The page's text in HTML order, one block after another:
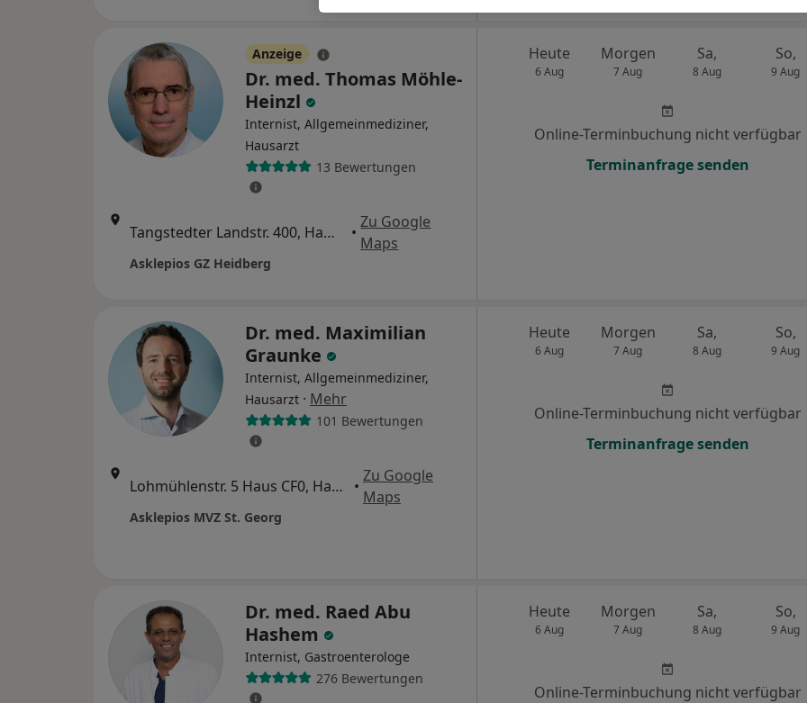
Anzeige
Dr. med. Thomas Möhle-
Heinzl
Internist, Allgemeinmediziner,
Hausarzt
13 Bewertungen
Tangstedter Landstr. 400, Hamburg •
Zu Google
Maps
Asklepios GZ Heidberg
Heute
6 Aug
Morgen
7 Aug
Sa,
8 Aug
So,
9 Aug
Online-Terminbuchung nicht verfügbar
Terminanfrage senden
Dr. med. Maximilian
Graunke
Internist, Allgemeinmediziner,
Hausarzt · Mehr
101 Bewertungen
Lohmühlenstr. 5 Haus CF0, Hamburg •
Zu Google
Maps
Asklepios MVZ St. Georg
Heute
6 Aug
Morgen
7 Aug
Sa,
8 Aug
So,
9 Aug
Online-Terminbuchung nicht verfügbar
Terminanfrage senden
Dr. med. Raed Abu
Hashem
Internist, Gastroenterologe
276 Bewertungen
Heute
6 Aug
Morgen
7 Aug
Sa,
8 Aug
So,
9 Aug
Online-Terminbuchung nicht verfügbar